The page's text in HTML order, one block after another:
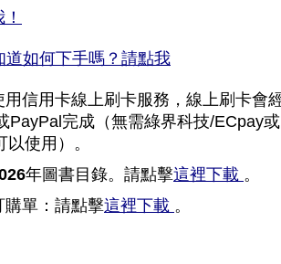
道如何下手嗎？請點我
信用卡線上刷卡服務，線上刷卡會
PayPal完成（無需綠界科技/ECpay或
使用）。
年圖書目錄。請點擊這裡下載 。
購單：請點擊這裡下載 。